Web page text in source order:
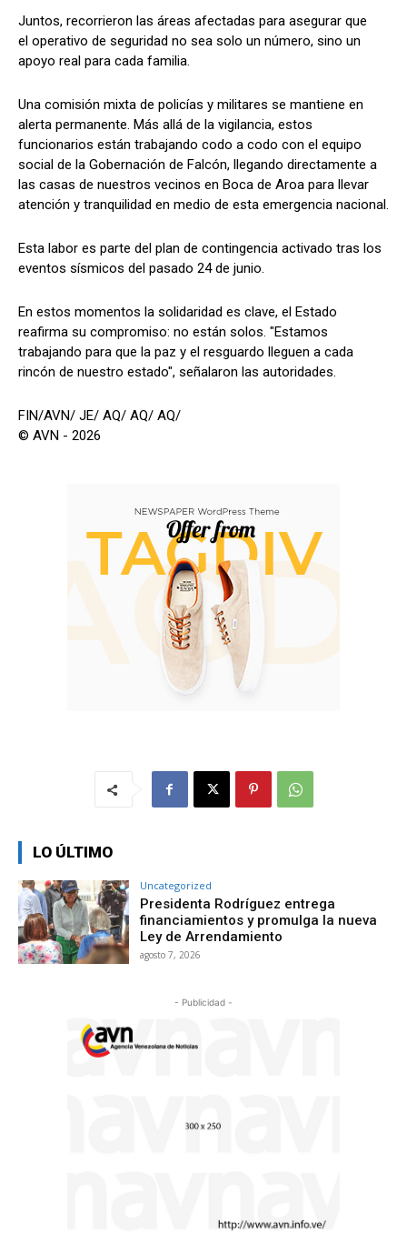
Juntos, recorrieron las áreas afectadas para asegurar que
el operativo de seguridad no sea solo un número, sino un
apoyo real para cada familia.
Una comisión mixta de policías y militares se mantiene en
alerta permanente. Más allá de la vigilancia, estos
funcionarios están trabajando codo a codo con el equipo
social de la Gobernación de Falcón, llegando directamente a
las casas de nuestros vecinos en Boca de Aroa para llevar
atención y tranquilidad en medio de esta emergencia nacional.
Esta labor es parte del plan de contingencia activado tras los
eventos sísmicos del pasado 24 de junio.
En estos momentos la solidaridad es clave, el Estado
reafirma su compromiso: no están solos. "Estamos
trabajando para que la paz y el resguardo lleguen a cada
rincón de nuestro estado", señalaron las autoridades.
FIN/AVN/ JE/ AQ/ AQ/ AQ/
© AVN - 2026
LO ÚLTIMO
Uncategorized
Presidenta Rodríguez entrega
financiamientos y promulga la nueva
Ley de Arrendamiento
agosto 7, 2026
- Publicidad -